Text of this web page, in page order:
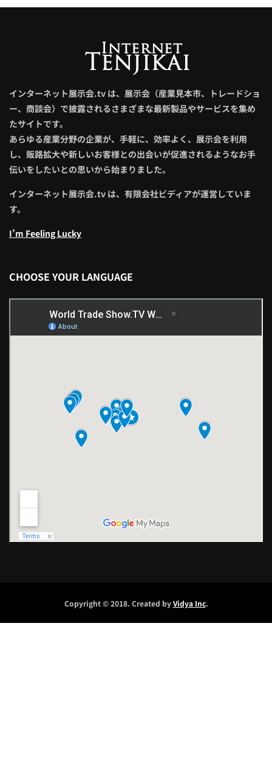
インターネット展示会.tv は、展示会（産業見本市、トレードショ
ー、商談会）で披露されるさまざまな最新製品やサービスを集め
たサイトです。
あらゆる産業分野の企業が、手軽に、効率よく、展示会を利用
し、販路拡大や新しいお客様との出会いが促進されるようなお手
伝いをしたいとの思いから始まりました。
インターネット展示会.tv は、有限会社ビディアが運営していま
す。
I’m Feeling Lucky
CHOOSE YOUR LANGUAGE
Copyright © 2018. Created byVidya Inc.